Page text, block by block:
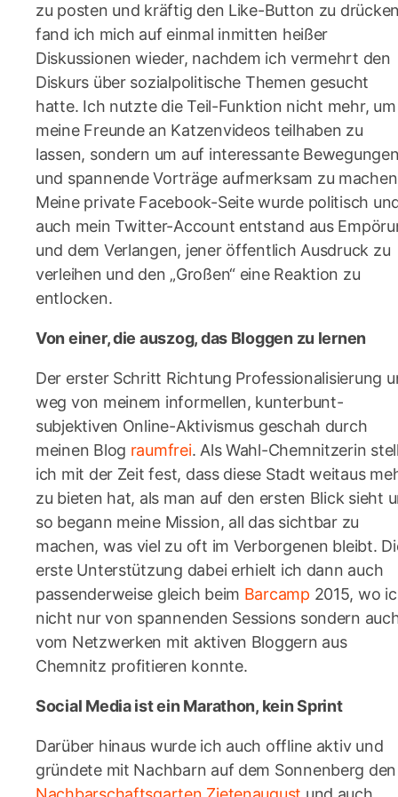
zu posten und kräftig den Like-Button zu
fand ich mich auf einmal inmitten heißer
Diskussionen wieder, nachdem ich vermehrt den
Diskurs über sozialpolitische Themen gesucht
hatte. Ich nutzte die Teil-Funktion nicht mehr, um
meine Freunde an Katzenvideos teilhaben zu
lassen, sondern um auf interessante
und spannende Vorträge aufmerksam zu
Meine private Facebook-Seite wurde politisch
auch mein Twitter-Account entstand aus
und dem Verlangen, jener öffentlich Ausdruck zu
verleihen und den „Großen“ eine Reaktion zu
entlocken.
Von einer, die auszog, das Bloggen zu lernen
Der erster Schritt Richtung Professionalisierung
weg von meinem informellen, kunterbunt-
subjektiven Online-Aktivismus geschah durch
meinen Blog raumfrei. Als Wahl-Chemnitzerin
ich mit der Zeit fest, dass diese Stadt weitaus
zu bieten hat, als man auf den ersten Blick sieht
so begann meine Mission, all das sichtbar zu
machen, was viel zu oft im Verborgenen bleibt.
erste Unterstützung dabei erhielt ich dann auch
passenderweise gleich beim Barcamp 2015, wo
nicht nur von spannenden Sessions sondern
vom Netzwerken mit aktiven Bloggern aus
Chemnitz profitieren konnte.
Social Media ist ein Marathon, kein Sprint
Darüber hinaus wurde ich auch offline aktiv und
gründete mit Nachbarn auf dem Sonnenberg den